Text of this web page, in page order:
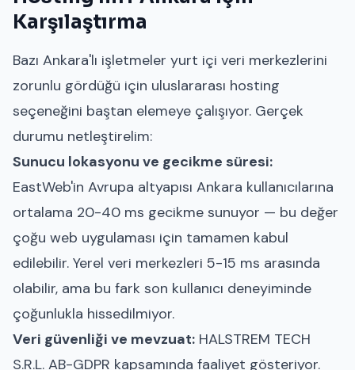
Karşılaştırma
Bazı Ankara'lı işletmeler yurt içi veri merkezlerini
zorunlu gördüğü için uluslararası hosting
seçeneğini baştan elemeye çalışıyor. Gerçek
durumu netleştirelim:
Sunucu lokasyonu ve gecikme süresi:
EastWeb'in Avrupa altyapısı Ankara kullanıcılarına
ortalama 20-40 ms gecikme sunuyor — bu değer
çoğu web uygulaması için tamamen kabul
edilebilir. Yerel veri merkezleri 5-15 ms arasında
olabilir, ama bu fark son kullanıcı deneyiminde
çoğunlukla hissedilmiyor.
Veri güvenliği ve mevzuat: HALSTREM TECH
S.R.L. AB-GDPR kapsamında faaliyet gösteriyor.